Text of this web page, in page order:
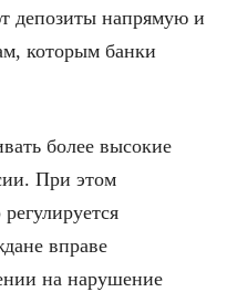
депозиты напрямую и
которым банки
более высокие
При этом
вправе
на нарушение